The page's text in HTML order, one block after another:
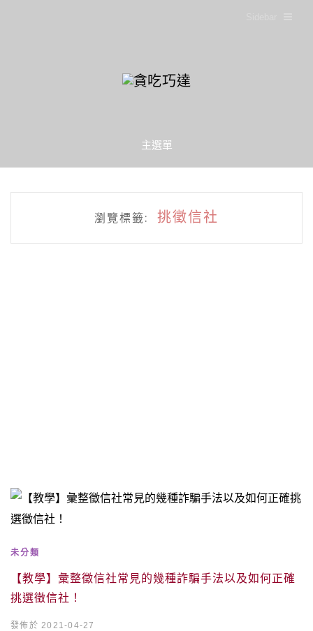
主選單
瀏覽標籤: 挑徵信社
未分類
【教學】彙整徵信社常見的幾種詐騙手法以及如何正確
挑選徵信社！
發佈於 2021-04-27